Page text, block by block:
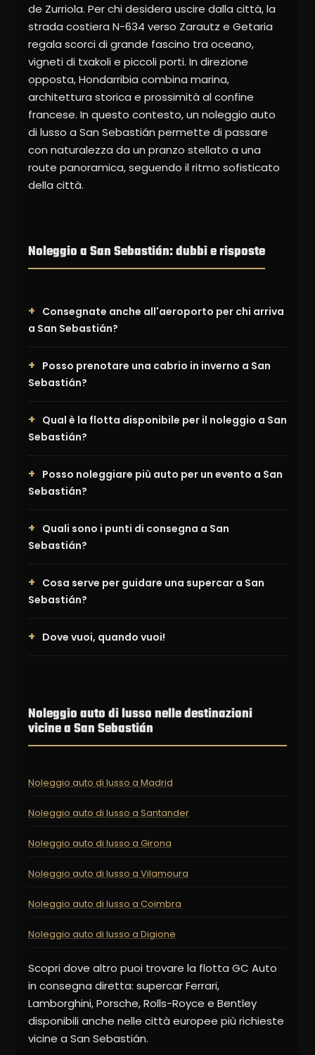
de Zurriola. Per chi desidera uscire dalla città, la
strada costiera N-634 verso Zarautz e Getaria
regala scorci di grande fascino tra oceano,
vigneti di txakoli e piccoli porti. In direzione
opposta, Hondarribia combina marina,
architettura storica e prossimità al confine
francese. In questo contesto, un noleggio auto
di lusso a San Sebastián permette di passare
con naturalezza da un pranzo stellato a una
route panoramica, seguendo il ritmo sofisticato
della città.
Noleggio a San Sebastián: dubbi e risposte
Consegnate anche all'aeroporto per chi arriva
a San Sebastián?
Posso prenotare una cabrio in inverno a San
Sebastián?
Qual è la flotta disponibile per il noleggio a San
Sebastián?
Posso noleggiare più auto per un evento a San
Sebastián?
Quali sono i punti di consegna a San
Sebastián?
Cosa serve per guidare una supercar a San
Sebastián?
Dove vuoi, quando vuoi!
Noleggio auto di lusso nelle destinazioni
vicine a San Sebastián
Noleggio auto di lusso a Madrid
Noleggio auto di lusso a Santander
Noleggio auto di lusso a Girona
Noleggio auto di lusso a Vilamoura
Noleggio auto di lusso a Coimbra
Noleggio auto di lusso a Digione
Scopri dove altro puoi trovare la flotta GC Auto
in consegna diretta: supercar Ferrari,
Lamborghini, Porsche, Rolls-Royce e Bentley
disponibili anche nelle città europee più richieste
vicine a San Sebastián.